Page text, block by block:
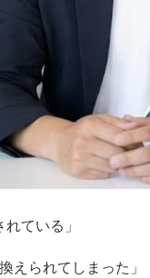
ている」
えられてしまった」